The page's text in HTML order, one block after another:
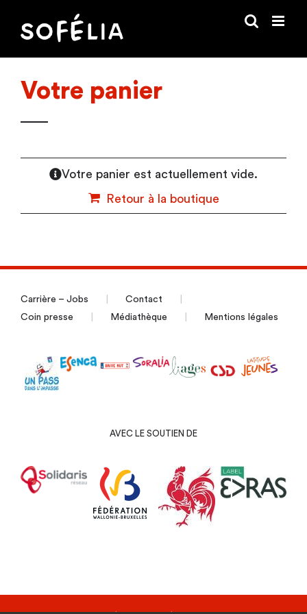
contenu
Votre panier
Votre panier est actuellement vide.
Retour à la boutique
Carrière – Jobs
Contact
Coin presse
Médiathèque Mentions légales
AVEC LE SOUTIEN DE